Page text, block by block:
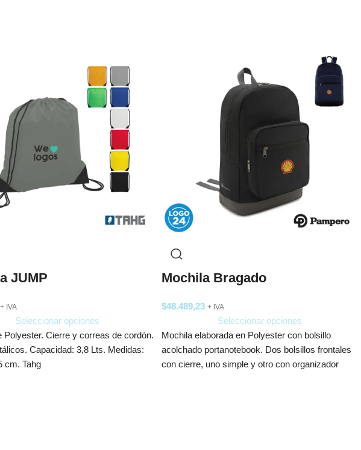
JUMP
+ IVA
Seleccionar opciones
Polyester. Cierre y correas de cordón.
Capacidad: 3,8 Lts. Medidas:
cm. Tahg
Mochila Bragado
$48.489,23 + IVA
Seleccionar opciones
Mochila elaborada en Polyester con bolsillo
acolchado portanotebook. Dos bolsillos frontales
con cierre, uno simple y otro con organizador